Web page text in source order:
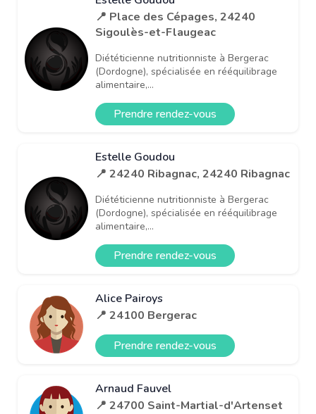
📍 Place des Cépages, 24240
Sigoulès-et-Flaugeac
Diététicienne nutritionniste à Bergerac
(Dordogne), spécialisée en rééquilibrage
alimentaire,...
Prendre rendez-vous
Estelle Goudou
📍 24240 Ribagnac, 24240 Ribagnac
Diététicienne nutritionniste à Bergerac
(Dordogne), spécialisée en rééquilibrage
alimentaire,...
Prendre rendez-vous
Alice Pairoys
📍 24100 Bergerac
Prendre rendez-vous
Arnaud Fauvel
📍 24700 Saint-Martial-d'Artenset